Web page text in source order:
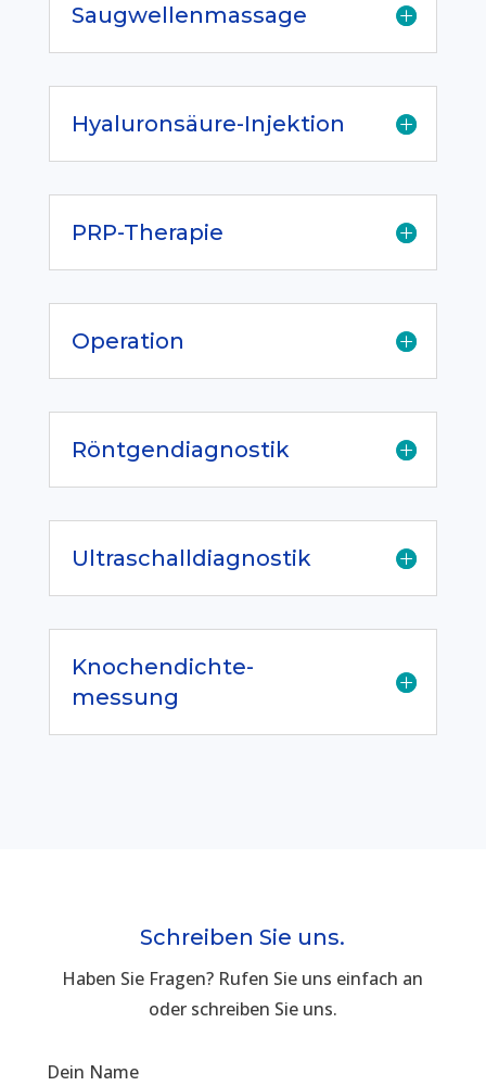
Saugwellenmassage
Hyaluronsäure-Injektion
PRP-Therapie
Operation
Röntgendiagnostik
Ultraschalldiagnostik
Knochendichte-
messung
Schreiben Sie uns.
Haben Sie Fragen? Rufen Sie uns einfach an
oder schreiben Sie uns.
Dein Name